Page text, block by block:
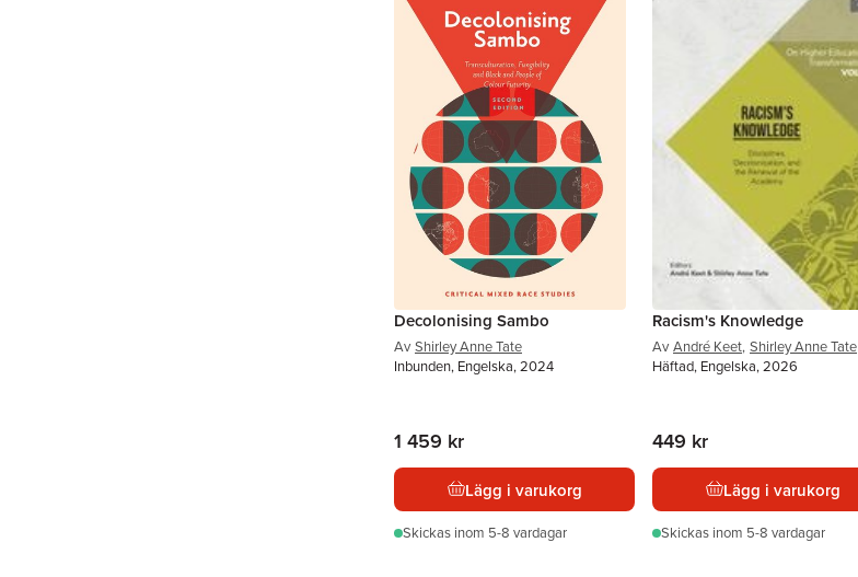
Decolonising Sambo
Av Shirley Anne Tate
Inbunden, Engelska, 2024
1 459 kr
Lägg i varukorg
Skickas inom 5-8 vardagar
Racism's Knowledge
Av André Keet, Shirley Anne Tate
Häftad, Engelska, 2026
449 kr
Lägg i varukorg
Skickas inom 5-8 vardagar